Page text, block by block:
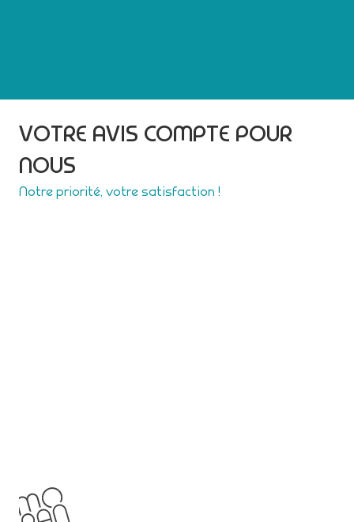
VOTRE AVIS COMPTE POUR
NOUS
Notre priorité, votre satisfaction !